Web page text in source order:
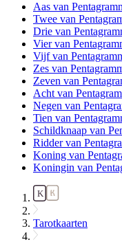
Aas van
Twee van
Drie van
Vier van
Vijf van
Zes van
Zeven van
Acht van
Negen van
Tien van
Schildknaap van
Ridder van
Koning van
Koningin van
Tarotkaarten